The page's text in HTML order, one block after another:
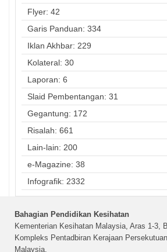
Flyer: 42
Garis Panduan: 334
Iklan Akhbar: 229
Kolateral: 30
Laporan: 6
Slaid Pembentangan: 31
Gegantung: 172
Risalah: 661
Lain-lain: 200
e-Magazine: 38
Infografik: 2332
Bahagian Pendidikan Kesihatan
Kementerian Kesihatan Malaysia, Aras 1-3,
Kompleks Pentadbiran Kerajaan
Malaysia.